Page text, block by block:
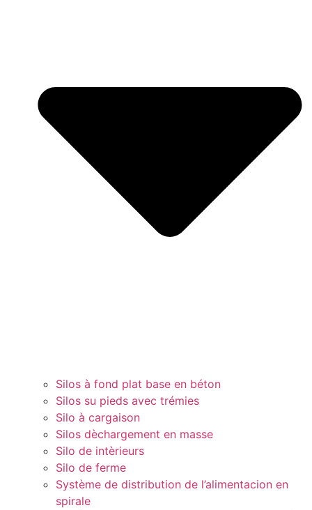
Silos à fond plat base en béton
Silos su pieds avec trémies
Silo à cargaison
Silos dèchargement en masse
Silo de intèrieurs
Silo de ferme
Système de distribution de l’alimentacion en
spirale